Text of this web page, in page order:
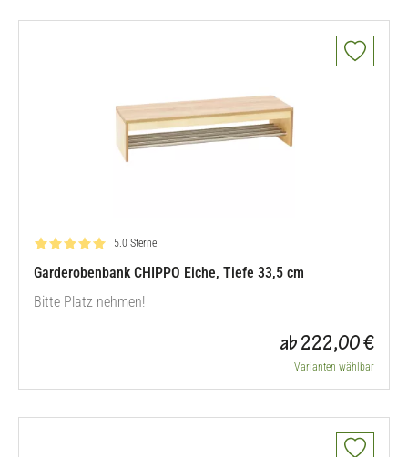
Bewertung: 5.0 von 5
5.0 Sterne
Garderobenbank CHIPPO Eiche, Tiefe 33,5 cm
Bitte Platz nehmen!
ab 222,00 €
Varianten wählbar